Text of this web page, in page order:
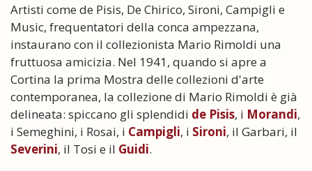
Artisti come de Pisis, De Chirico, Sironi, Campigli e
Music, frequentatori della conca ampezzana,
instaurano con il collezionista Mario Rimoldi una
fruttuosa amicizia. Nel 1941, quando si apre a
Cortina la prima Mostra delle collezioni d'arte
contemporanea, la collezione di Mario Rimoldi è già
delineata: spiccano gli splendidi de Pisis, i Morandi,
i Semeghini, i Rosai, i Campigli, i Sironi, il Garbari, il
Severini, il Tosi e il Guidi.